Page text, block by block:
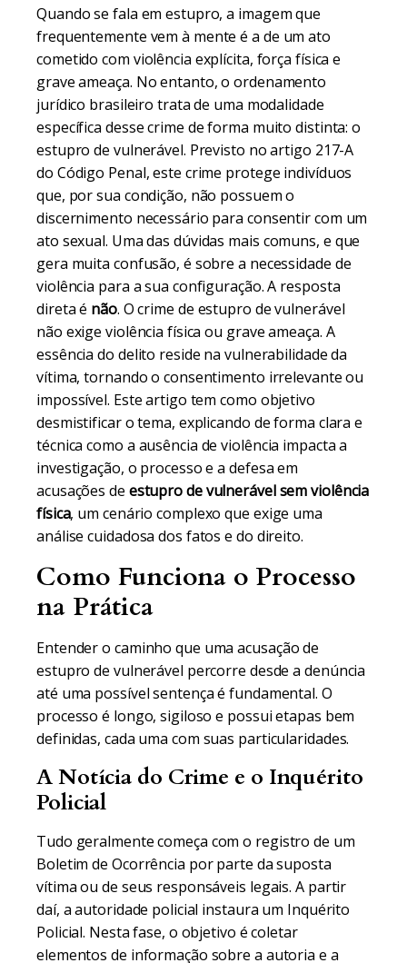
Quando se fala em estupro, a imagem que
frequentemente vem à mente é a de um ato
cometido com violência explícita, força física e
grave ameaça. No entanto, o ordenamento
jurídico brasileiro trata de uma modalidade
específica desse crime de forma muito distinta: o
estupro de vulnerável. Previsto no artigo 217-A
do Código Penal, este crime protege indivíduos
que, por sua condição, não possuem o
discernimento necessário para consentir com um
ato sexual. Uma das dúvidas mais comuns, e que
gera muita confusão, é sobre a necessidade de
violência para a sua configuração. A resposta
direta é não. O crime de estupro de vulnerável
não exige violência física ou grave ameaça. A
essência do delito reside na vulnerabilidade da
vítima, tornando o consentimento irrelevante ou
impossível. Este artigo tem como objetivo
desmistificar o tema, explicando de forma clara e
técnica como a ausência de violência impacta a
investigação, o processo e a defesa em
acusações de estupro de vulnerável sem violência
física, um cenário complexo que exige uma
análise cuidadosa dos fatos e do direito.
Como Funciona o Processo
na Prática
Entender o caminho que uma acusação de
estupro de vulnerável percorre desde a denúncia
até uma possível sentença é fundamental. O
processo é longo, sigiloso e possui etapas bem
definidas, cada uma com suas particularidades.
A Notícia do Crime e o Inquérito
Policial
Tudo geralmente começa com o registro de um
Boletim de Ocorrência por parte da suposta
vítima ou de seus responsáveis legais. A partir
daí, a autoridade policial instaura um Inquérito
Policial. Nesta fase, o objetivo é coletar
elementos de informação sobre a autoria e a